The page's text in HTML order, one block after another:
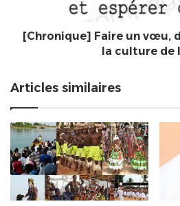
culture[Chronique] Faire un vœu,
la culture de
Articles similaires